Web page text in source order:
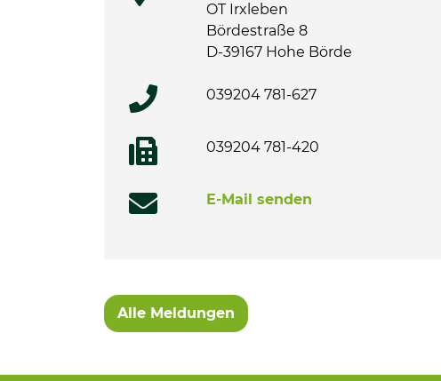
OT Irxleben
Bördestraße 8
D-39167 Hohe Börde
039204 781-627
039204 781-420
E-Mail senden
Alle Meldungen